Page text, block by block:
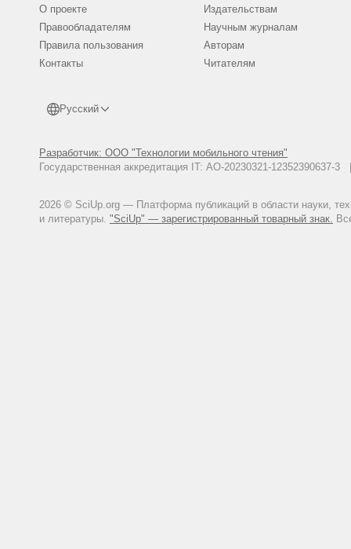
О проекте
Правообладателям
Правила пользования
Контакты
Русский
Разработчик: ООО "Технологии мобильного чтения"
Государственная аккредитация IT: АО-20230321-
2026 © SciUp.org — Платформа публикаций в области науки,
и литературы. "SciUp" — зарегистрированный товарный знак.
Издательствам
Научным журналам
Авторам
Читателям